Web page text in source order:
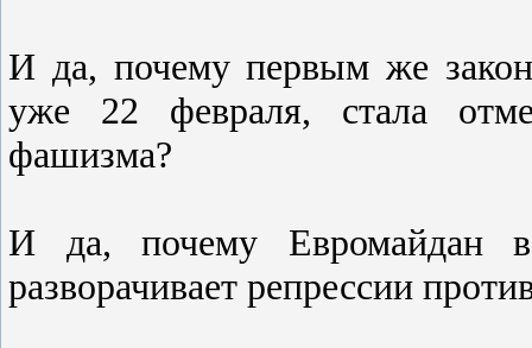
И да, почему первым же
уже 22 февраля, стала
фашизма?
И да, почему Евромайдан в
разворачивает репрессии